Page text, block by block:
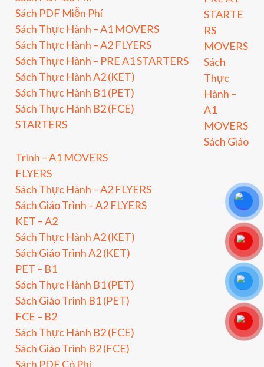
Sách PDF Miễn Phí
Sách Thực Hành – A1 MOVERS
Sách Thực Hành – A2 FLYERS
Sách Thực Hành – PRE A1 STARTERS
Sách Thực Hành A2 (KET)
Sách Thực Hành B1 (PET)
Sách Thực Hành B2 (FCE)
STARTERS
STARTE
RS
MOVERS
Sách
Thực
Hành –
A1
MOVERS
Sách Giáo
Trình – A1 MOVERS
FLYERS
Sách Thực Hành – A2 FLYERS
Sách Giáo Trình – A2 FLYERS
KET – A2
Sách Thực Hành A2 (KET)
Sách Giáo Trình A2 (KET)
PET – B1
Sách Thực Hành B1 (PET)
Sách Giáo Trình B1 (PET)
FCE – B2
Sách Thực Hành B2 (FCE)
Sách Giáo Trình B2 (FCE)
Sách PDF Có Phí